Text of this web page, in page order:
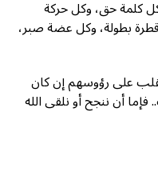
كلمة حق، وكل حركة
بطولة، وكل عضة صبر،
على رؤوسهم إن كان
أن ننجح أو نلقى الله